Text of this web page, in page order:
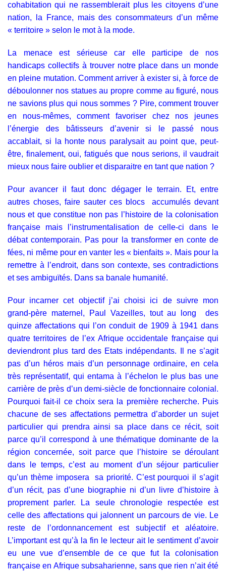
cohabitation qui ne rassemblerait plus les citoyens d’une
nation, la France, mais des consommateurs d’un même
« territoire » selon le mot à la mode.
La menace est sérieuse car elle participe de nos
handicaps collectifs à trouver notre place dans un monde
en pleine mutation. Comment arriver à exister si, à force de
déboulonner nos statues au propre comme au figuré, nous
ne savions plus qui nous sommes ? Pire, comment trouver
en nous-mêmes, comment favoriser chez nos jeunes
l’énergie des bâtisseurs d’avenir si le passé nous
accablait, si la honte nous paralysait au point que, peut-
être, finalement, oui, fatigués que nous serions, il vaudrait
mieux nous faire oublier et disparaitre en tant que nation ?
Pour avancer il faut donc dégager le terrain. Et, entre
autres choses, faire sauter ces blocs accumulés devant
nous et que constitue non pas l’histoire de la colonisation
française mais l’instrumentalisation de celle-ci dans le
débat contemporain. Pas pour la transformer en conte de
fées, ni même pour en vanter les « bienfaits ». Mais pour la
remettre à l’endroit, dans son contexte, ses contradictions
et ses ambiguïtés. Dans sa banale humanité.
Pour incarner cet objectif j’ai choisi ici de suivre mon
grand-père maternel, Paul Vazeilles, tout au long des
quinze affectations qui l’on conduit de 1909 à 1941 dans
quatre territoires de l’ex Afrique occidentale française qui
deviendront plus tard des Etats indépendants. Il ne s’agit
pas d’un héros mais d’un personnage ordinaire, en cela
très représentatif, qui entama à l’échelon le plus bas une
carrière de près d’un demi-siècle de fonctionnaire colonial.
Pourquoi fait-il ce choix sera la première recherche. Puis
chacune de ses affectations permettra d’aborder un sujet
particulier qui prendra ainsi sa place dans ce récit, soit
parce qu’il correspond à une thématique dominante de la
région concernée, soit parce que l’histoire se déroulant
dans le temps, c’est au moment d’un séjour particulier
qu’un thème imposera sa priorité. C’est pourquoi il s’agit
d’un récit, pas d’une biographie ni d’un livre d’histoire à
proprement parler. La seule chronologie respectée est
celle des affectations qui jalonnent un parcours de vie. Le
reste de l’ordonnancement est subjectif et aléatoire.
L’important est qu’à la fin le lecteur ait le sentiment d’avoir
eu une vue d’ensemble de ce que fut la colonisation
française en Afrique subsaharienne, sans que rien n’ait été